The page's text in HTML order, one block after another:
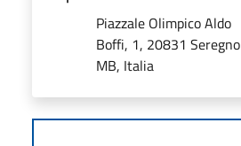
Piazzale Olimpico Aldo
Boffi, 1, 20831 Seregno
MB, Italia